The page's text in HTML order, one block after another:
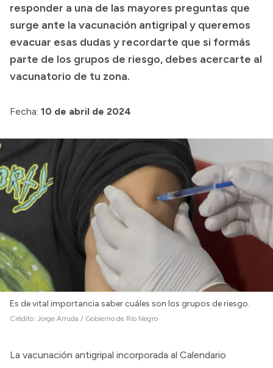
Historia
Invertí en Río Negro
Transparencia
Boletín Oficial
Compras y licitaciones
Consulta de expedientes
Consulta de pago a proveedores
Intranet
Login
responder a una de las mayores preguntas que
surge ante la vacunación antigripal y queremos
evacuar esas dudas y recordarte que si formás
parte de los grupos de riesgo, debes acercarte al
vacunatorio de tu zona.
Fecha: 10 de abril de 2024
Es de vital importancia saber cuáles son los grupos de riesgo.
Crédito: Jorge Arruda / Gobierno de Río Negro
La vacunación antigripal incorporada al Calendario